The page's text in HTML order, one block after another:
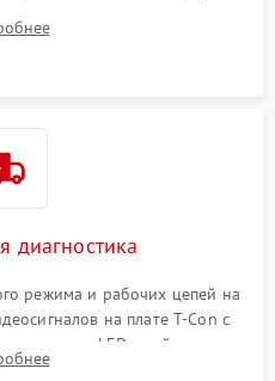
и целостности шлейфов.
диагностика
режима и рабочих цепей на
на плате T-Con с
LED-драйвера и
мультиметром.